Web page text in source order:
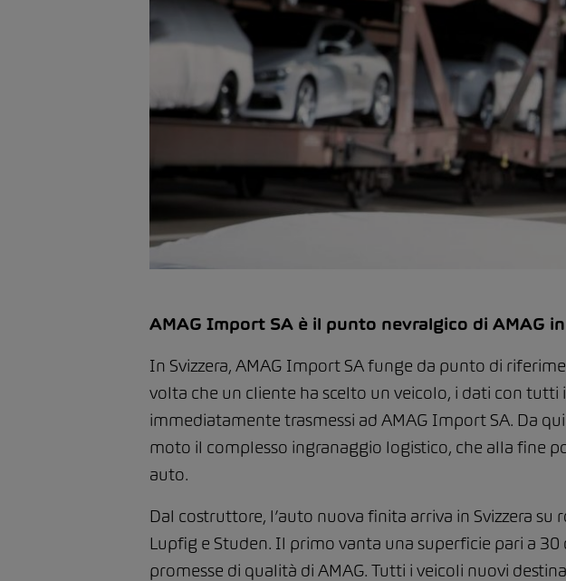
AMAG Import SA è il punto nevralgico di AMAG
In Svizzera, AMAG Import SA funge da punto di
volta che un cliente ha scelto un veicolo, i dati con
immediatamente trasmessi ad AMAG Import SA. Da
moto il complesso ingranaggio logistico, che alla fine
auto.
Dal costruttore, l’auto nuova finita arriva in Svizzera
Lupfig e Studen. Il primo vanta una superficie pari a
promesse di qualità di AMAG. Tutti i veicoli nuovi